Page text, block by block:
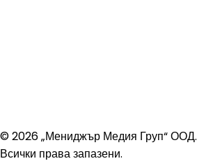
© 2026 „Мениджър Медия Груп“ ООД.
Всички права запазени.